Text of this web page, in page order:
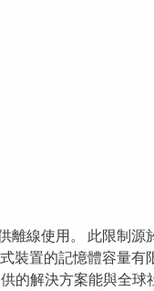
離線使用。 此限制源
裝置的記憶體容量有
的解決方案能與全球